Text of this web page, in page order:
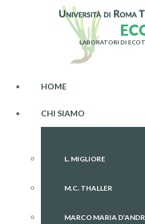
EC
LABORATORI DI
HOME
CHI SIAMO
L. MIGLIORE
M.C. THALLER
MARCO MARIA